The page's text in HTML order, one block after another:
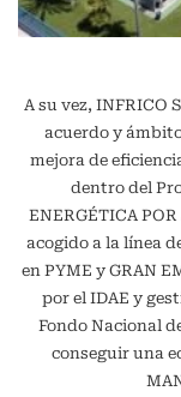
A su vez, INFRICO
acuerdo y
mejora de
dentro del
ENERGÉTICA
acogido a la línea
en PYME y GRAN
por el IDAE y
Fondo Nacional
conseguir una